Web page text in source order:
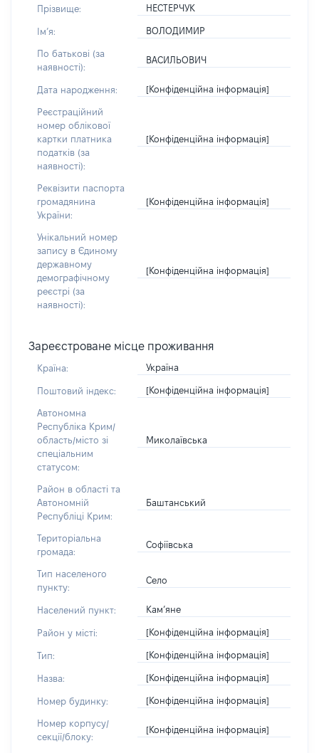
Прізвище: НЕСТЕРЧУК
Імʼя: ВОЛОДИМИР
По батькові (за
наявності):
ВАСИЛЬОВИЧ
Дата народження: [Конфіденційна інформація]
Реєстраційний
номер облікової
картки платника
податків (за
наявності):
[Конфіденційна інформація]
Реквізити паспорта
громадянина
України:
[Конфіденційна інформація]
Унікальний номер
запису в Єдиному
державному
демографічному
реєстрі (за
наявності):
[Конфіденційна інформація]
Зареєстроване місце проживання
Країна: Україна
Поштовий індекс: [Конфіденційна інформація]
Автономна
Республіка Крим/
область/місто зі
спеціальним
статусом:
Миколаївська
Район в області та
Автономній
Республіці Крим:
Баштанський
Територіальна
громада:
Софіївська
Тип населеного
пункту:
Село
Населений пункт: Кам’яне
Район у місті: [Конфіденційна інформація]
Тип: [Конфіденційна інформація]
Назва: [Конфіденційна інформація]
Номер будинку: [Конфіденційна інформація]
Номер корпусу/
секції/блоку:
[Конфіденційна інформація]